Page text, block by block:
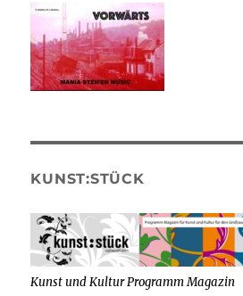
KUNST:STÜCK
Kunst und Kultur Programm Magazin